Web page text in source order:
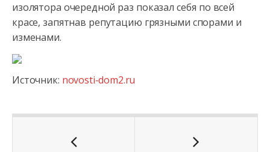
изолятора очередной раз показал себя по всей
красе, запятнав репутацию грязными спорами и
изменами.
Источник: novosti-dom2.ru